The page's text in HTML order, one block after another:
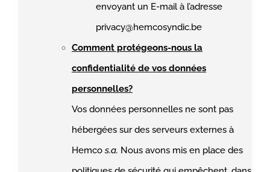
envoyant un E-mail à l’adresse
privacy@hemcosyndic.be
Comment protégeons-nous la
confidentialité de vos données
personnelles?
Vos données personnelles ne sont pas
hébergées sur des serveurs externes à
Hemcos.a. Nous avons mis en place des